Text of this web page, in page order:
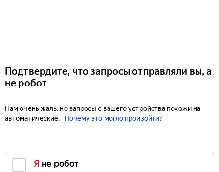
Подтвердите, что запросы отправляли вы, а
не робот
Нам очень жаль, но запросы с вашего устройства похожи на
автоматические.
Почему это могло произойти?
Я не робот